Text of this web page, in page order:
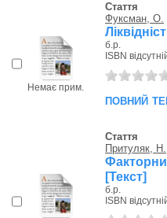
Немає прим.
Стаття
Фуксман, О.
б.р.
ISBN
повний
Стаття
Притуляк, Н.
[Текст]
б.р.
ISBN